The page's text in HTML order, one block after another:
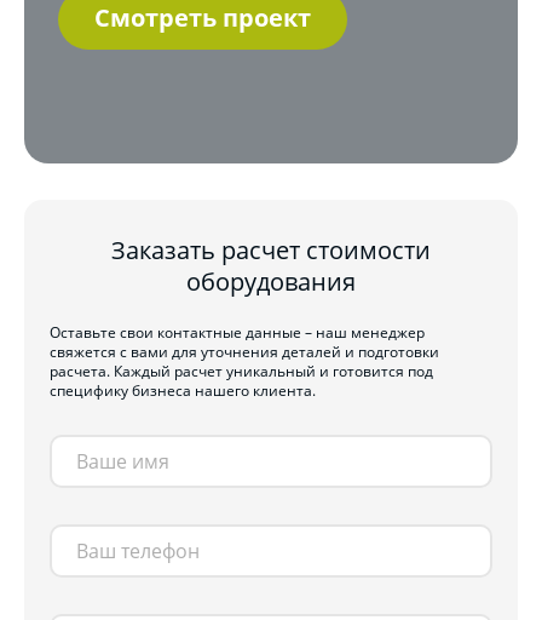
Смотреть проект
Заказать расчет стоимости
оборудования
Оставьте свои контактные данные – наш менеджер
свяжется с вами для уточнения деталей и подготовки
расчета. Каждый расчет уникальный и готовится под
специфику бизнеса нашего клиента.